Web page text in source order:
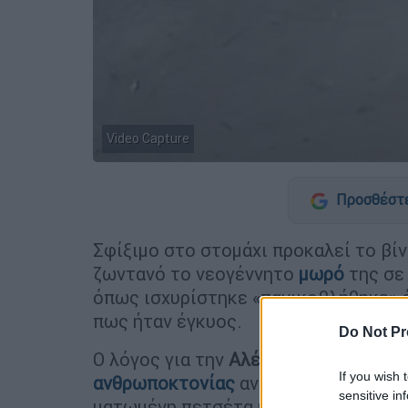
Do Not
If you wish
sensitive
Video Capture
Σφίξιμο στο στομάχι προκαλεί το
ζωντανό το νεογέννητο μωρό της
όπως ισχυρίστηκε
πως ήταν έγκυος.
Ο λόγος για την Αλέξις Αβίλα
ανθρωποκτονίας ανηλίκου, αφότου